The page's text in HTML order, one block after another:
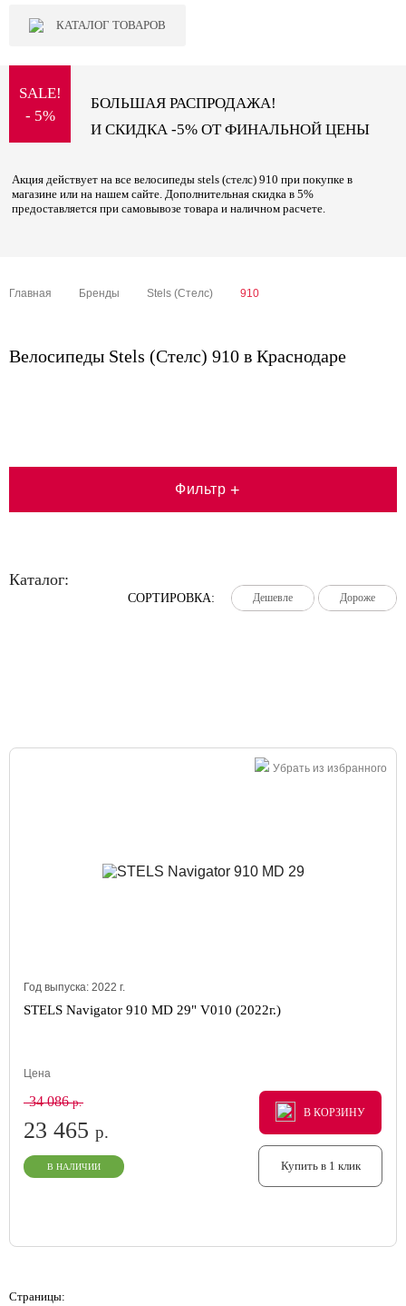
КАТАЛОГ ТОВАРОВ
SALE!
- 5%
БОЛЬШАЯ РАСПРОДАЖА!
И СКИДКА -5% ОТ ФИНАЛЬНОЙ ЦЕНЫ
Акция действует на все велосипеды stels (стелс) 910 при покупке в
магазине или на нашем сайте. Дополнительная скидка в 5%
предоставляется при самовывозе товара и наличном расчете.
Главная Бренды Stels (Стелс) 910
Велосипеды Stels (Стелс) 910 в Краснодаре
Фильтр +
Каталог:
СОРТИРОВКА: Дешевле
Дешевле
Дешевле Дороже
Дороже
Дороже
Убрать из избранного
Год выпуска: 2022 г.
STELS Navigator 910 MD 29" V010 (2022г.)
Цена
34 086р.
23 465 р.
В НАЛИЧИИ
В КОРЗИНУ
В КОРЗИНУ
В КОРЗИНУ
Купить в 1 клик
Страницы: